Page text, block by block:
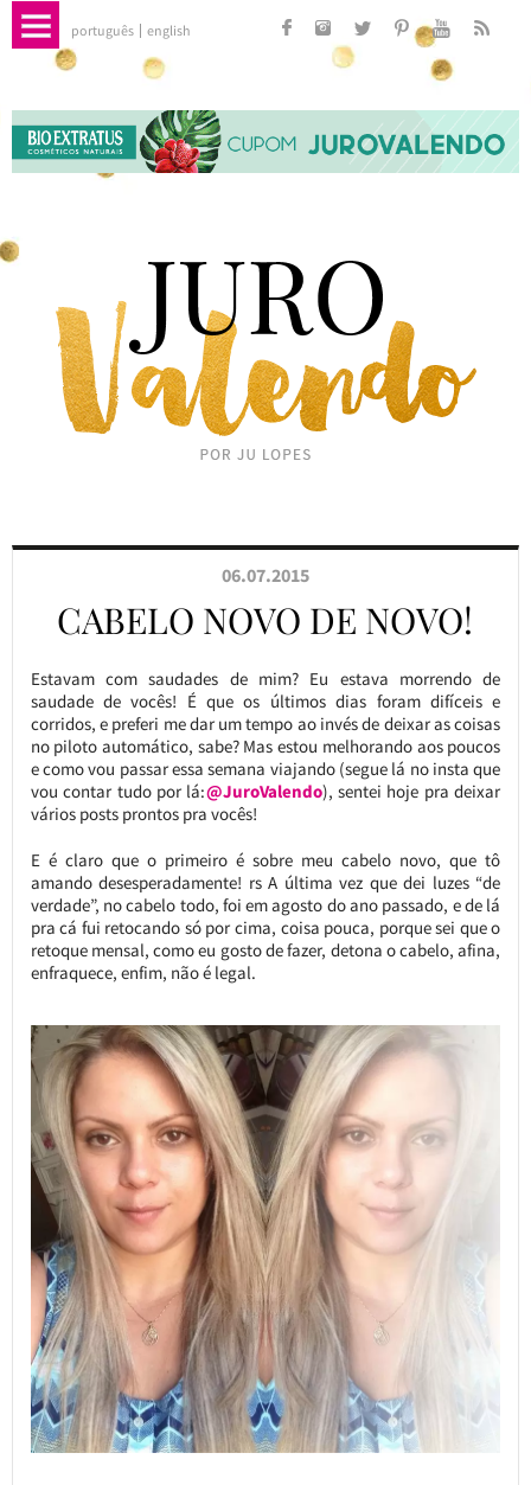
português english
06.07.2015
CABELO NOVO DE NOVO!
Estavam com saudades de mim? Eu estava morrendo de
saudade de vocês! É que os últimos dias foram difíceis e
corridos, e preferi me dar um tempo ao invés de deixar as coisas
no piloto automático, sabe? Mas estou melhorando aos poucos
e como vou passar essa semana viajando (segue lá no insta que
vou contar tudo por lá:@JuroValendo), sentei hoje pra deixar
vários posts prontos pra vocês!
E é claro que o primeiro é sobre meu cabelo novo, que tô
amando desesperadamente! rs A última vez que dei luzes “de
verdade”, no cabelo todo, foi em agosto do ano passado, e de lá
pra cá fui retocando só por cima, coisa pouca, porque sei que o
retoque mensal, como eu gosto de fazer, detona o cabelo, afina,
enfraquece, enfim, não é legal.